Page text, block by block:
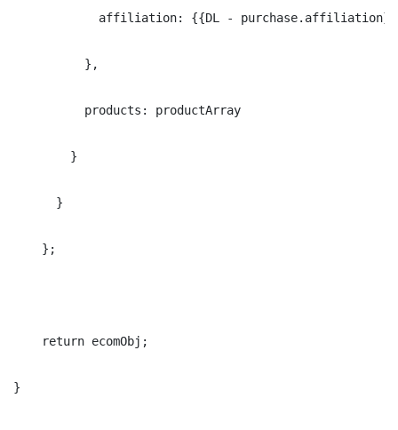
affiliation: {{DL - purchase.affiliation}}
},
products: productArray
}
}
};
return ecomObj;
}